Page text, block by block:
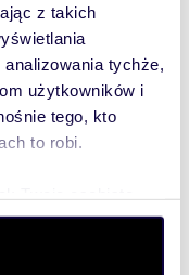
z takich
tychże,
użytkowników i
tego, kto
to robi.
preferencje w
cookie możesz
stronie: